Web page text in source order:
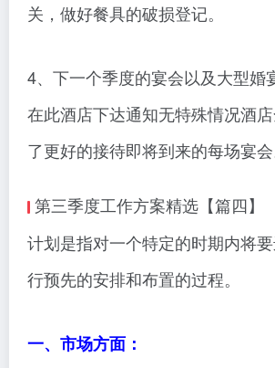
关，做好餐具的破损登记。
4、下一个季度的宴会以及大型婚
在此酒店下达通知无特殊情况酒
了更好的接待即将到来的每场宴会
第三季度工作方案精选【篇四】
计划是指对一个特定的时期内将
行预先的安排和布置的过程。
一、市场方面：